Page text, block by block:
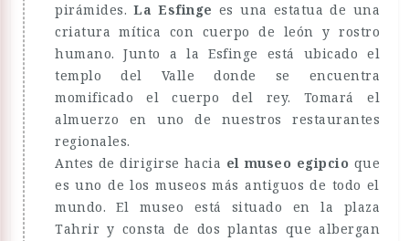
pirámides. La Esfinge es una estatua de una
criatura mítica con cuerpo de león y rostro
humano. Junto a la Esfinge está ubicado el
templo del Valle donde se encuentra
momificado el cuerpo del rey. Tomará el
almuerzo en uno de nuestros restaurantes
regionales.
Antes de dirigirse hacia el museo egipcio que
es uno de los museos más antiguos de todo el
mundo. El museo está situado en la plaza
Tahrir y consta de dos plantas que albergan